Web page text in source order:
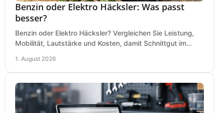
Benzin oder Elektro Häcksler: Was passt
besser?
Benzin oder Elektro Häcksler? Vergleichen Sie Leistung,
Mobilität, Lautstärke und Kosten, damit Schnittgut im
1. August 2026